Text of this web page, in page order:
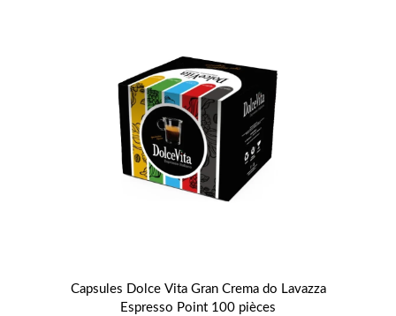
Capsules Dolce Vita Gran Crema do Lavazza
Espresso Point 100 pièces